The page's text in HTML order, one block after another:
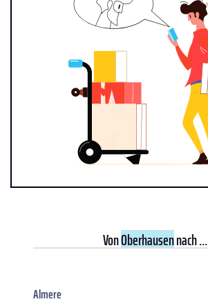
VonOberhausennach ...
Almere